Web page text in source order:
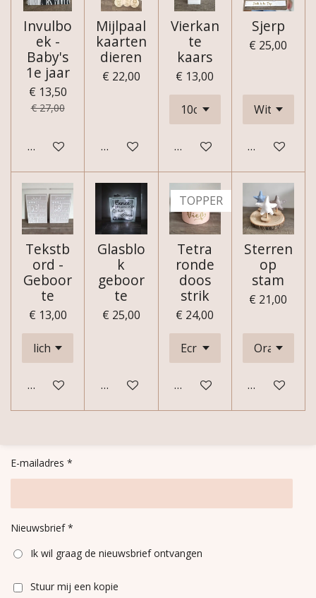
Invulbo
ek -
Baby's
1e jaar
€ 13,50
€ 27,00
In winkelwagen
Mijlpaal
kaarten
dieren
€ 22,00
Bekijk details
Vierkan
te
kaars
€ 13,00
Bekijk details
Sjerp
€ 25,00
Bekijk
Tekstb
ord -
Geboor
te
€ 13,00
Bekijk details
Glasblo
k
geboor
te
€ 25,00
Bekijk details
TOPPER
Tetra
ronde
doos
strik
€ 24,00
Bekijk details
Sterren
op
stam
€ 21,00
In
E-mailadres *
Nieuwsbrief *
Ik wil graag de nieuwsbrief ontvangen
Stuur mij een kopie